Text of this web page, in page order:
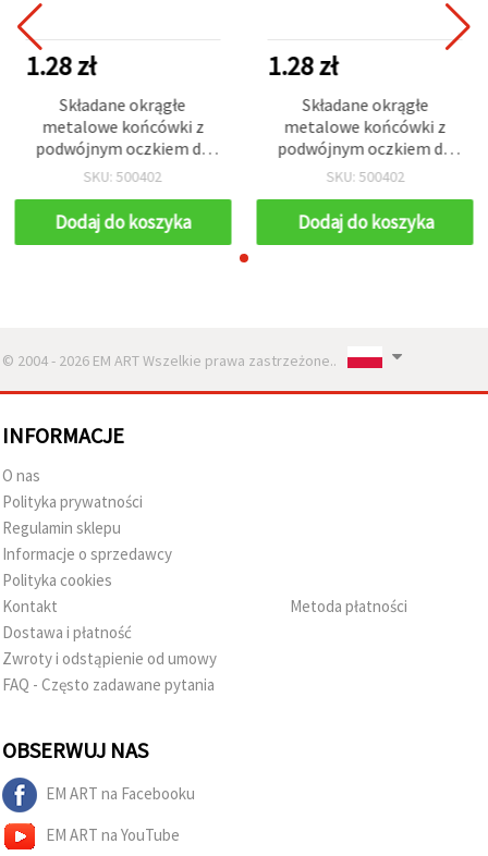
1.28 zł
Składane okrągłe
metalowe końcówki z
podwójnym oczkiem do
tworzenia biżuterii DIY,
brąz - 50 szt.
SKU: 500402
Dodaj do koszyka
1.28 zł
Składane okrągłe
metalowe końcówki z
podwójnym oczkiem do
tworzenia biżuterii DIY,
brąz - 50 szt.
SKU: 500402
Dodaj do koszyka
© 2004 - 2026 EM ART Wszelkie prawa zastrzeżone..
INFORMACJE
O nas
Polityka prywatności
Regulamin sklepu
Informacje o sprzedawcy
Polityka cookies
Kontakt
Dostawa i płatność
Zwroty i odstąpienie od umowy
FAQ - Często zadawane pytania
Metoda płatności
OBSERWUJ NAS
EM ART na Facebooku
EM ART na YouTube